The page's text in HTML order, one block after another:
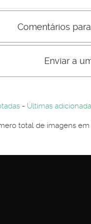
Comentários
não são visiveis
Por-favor registe-se...
Enviar a
- Últimas
total de imagens em